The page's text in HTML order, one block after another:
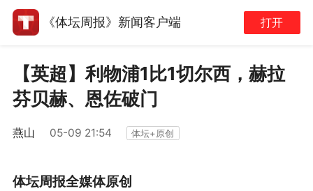
《体坛周报》新闻客户端 打开
【英超】利物浦1比1切尔西，赫拉
芬贝赫、恩佐破门
燕山 05-09 21:54 体坛+原创
体坛周报全媒体原创